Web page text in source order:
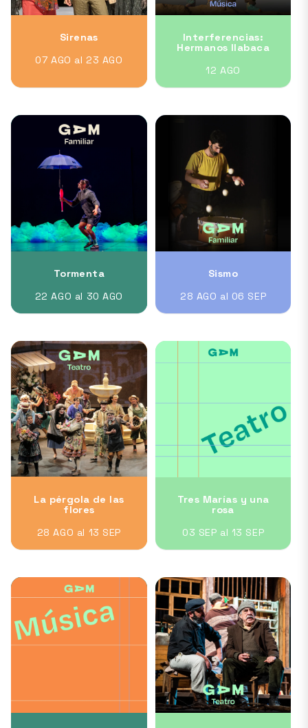
Sirenas
07 AGO al 23 AGO
Interferencias:
Hermanos Ilabaca
12 AGO
Tormenta
22 AGO al 30 AGO
Sismo
28 AGO al 06 SEP
La pérgola de las
flores
28 AGO al 13 SEP
Tres Marías y una
rosa
03 SEP al 13 SEP